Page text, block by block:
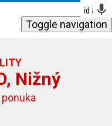
Toggle navigation
Nižný
id # 322
id # 215
id # 320
id # 186
id # 220
id # 247